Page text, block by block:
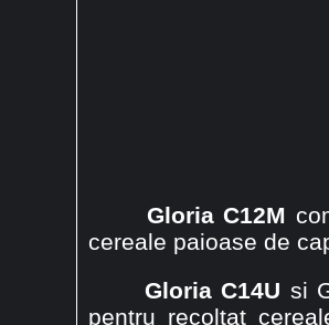
Gloria C12M
cereale paioase de
Gloria C14U si
pentru recoltat